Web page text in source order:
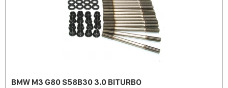
BMW M3 G80 S58B30 3.0 BITURBO